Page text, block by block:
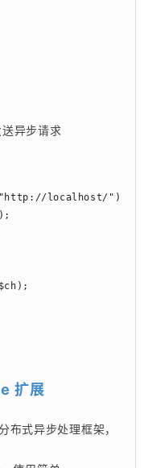
送异步请求
"http://localhost/");
扩展
式异步处理框架，